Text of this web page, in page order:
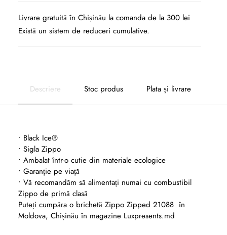
Livrare gratuită în Chișinău la comanda de la 300 lei
Există un sistem de reduceri cumulative.
Descriere Stoc produs Plata și livrare
• Black Ice®
• Sigla Zippo
• Ambalat într-o cutie din materiale ecologice
• Garanție pe viață
• Vă recomandăm să alimentați numai cu combustibil
Zippo de primă clasă
Puteți cumpăra o brichetă Zippo Zipped 21088 în
Moldova, Chișinău în magazine Luxpresents.md